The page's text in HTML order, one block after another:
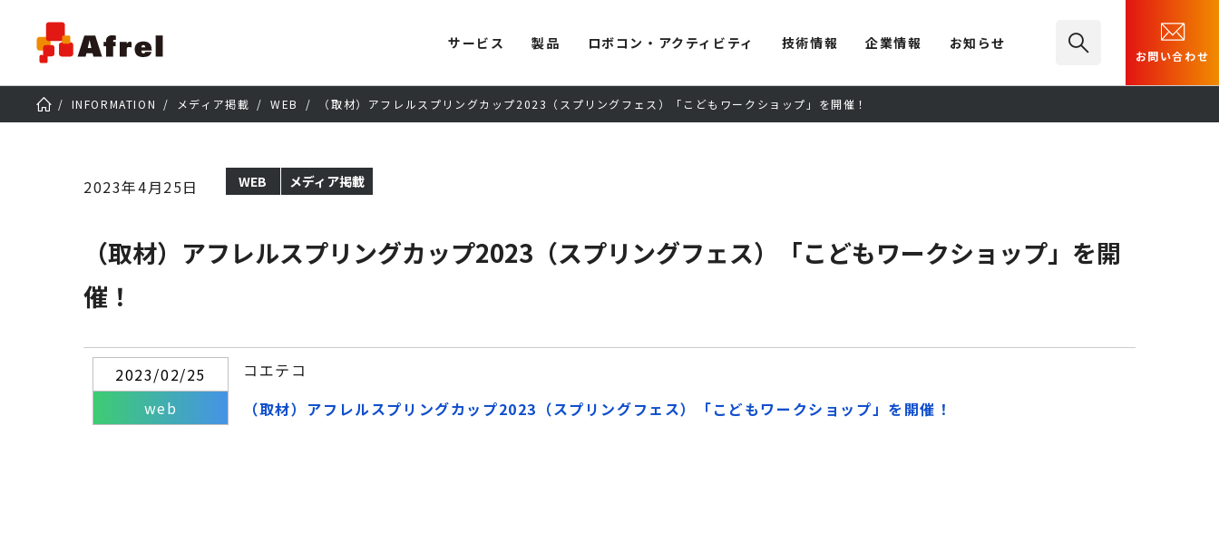
サービス 製品 ロボコン・アクティビティ 技術情報 企業情報 お知らせ
お問い合わせ
INFORMATION メディア掲載 WEB （取材）アフレルスプリングカップ2023（スプリングフェス）「こどもワークショップ」を開催！
2023年4月25日 WEB メディア掲載
（取材）アフレルスプリングカップ2023（スプリングフェス）「こどもワークショップ」を開
催！
2023/02/25
web
コエテコ
（取材）アフレルスプリングカップ2023（スプリングフェス）「こどもワークショップ」を開催！